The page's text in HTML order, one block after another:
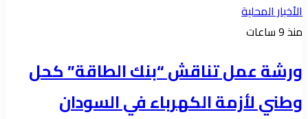
الأخبار المحلية
منذ 9 ساعات
ورشة عمل تناقش “بنك الطاقة” كحل
وطني لأزمة الكهرباء في السودان